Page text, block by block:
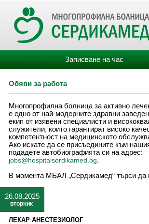
Записване на час
Обяви за работа
Многопрофилна болница за активно
е едно от най-модерните здравни
екип от изявени специалисти и
служители, които гарантират високо
компетентност на медицинското
Ако искате да се присъедините към
подадете автобиографията си на адрес:
jobs@hospitalserdikamed.bg.
В момента МБАЛ „Сердикамед“ търси да
26.08.2025
вторник
ЛЕКАР АНЕСТЕЗИОЛОГ